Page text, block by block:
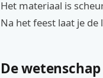
Het materiaal is
Na het feest laat je
De